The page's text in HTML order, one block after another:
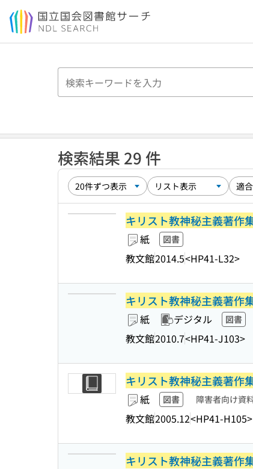
本文へ移動
検索結果 29 件
キリスト教神秘主義著作
紙 図書
教文館2014.5<HP41-L32>
キリスト教神秘主義著作
紙 デジタル 図書
教文館2010.7<HP41-J103>
キリスト教神秘主義著作
紙 図書 障害者向け資
教文館2005.12<HP41-H105>
キリスト教神秘主義著作